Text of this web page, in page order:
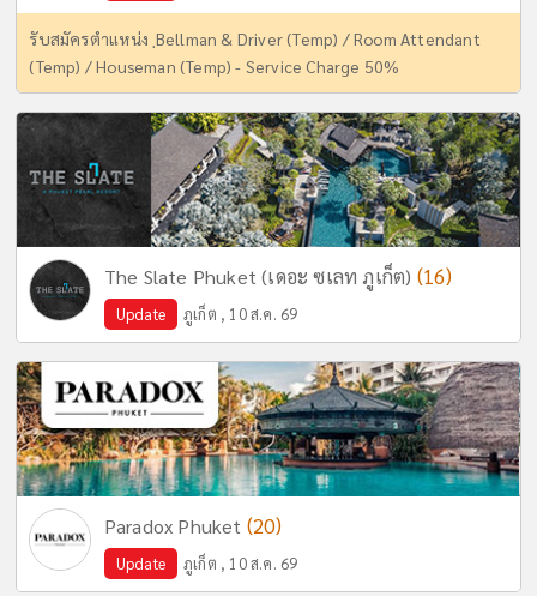
รับสมัครตำแหน่ง ฺBellman & Driver (Temp) / Room Attendant
(Temp) / Houseman (Temp) - Service Charge 50%
The Slate Phuket (เดอะ ซเลท ภูเก็ต) (16)
Update ภูเก็ต , 10 ส.ค. 69
Paradox Phuket (20)
Update ภูเก็ต , 10 ส.ค. 69